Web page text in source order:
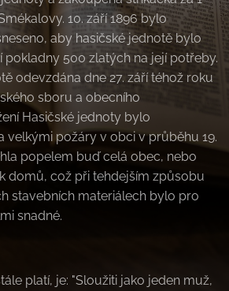
10. září 1896 bylo
aby hasičské jednotě bylo
500 zlatých na její potřeby.
odevzdána dne 27. září téhož roku
sboru a obecního
Hasičské jednoty bylo
velkými požáry v obci v průběhu 19.
popelem buď celá obec, nebo
domů, což při tehdejším způsobu
stavebních materiálech bylo pro
snadné.
platí, je: "Sloužiti jako jeden muž,